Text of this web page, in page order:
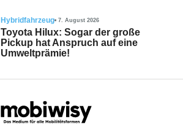
Hybridfahrzeug 7. August 2026
Toyota Hilux: Sogar der große
Pickup hat Anspruch auf eine
Umweltprämie!